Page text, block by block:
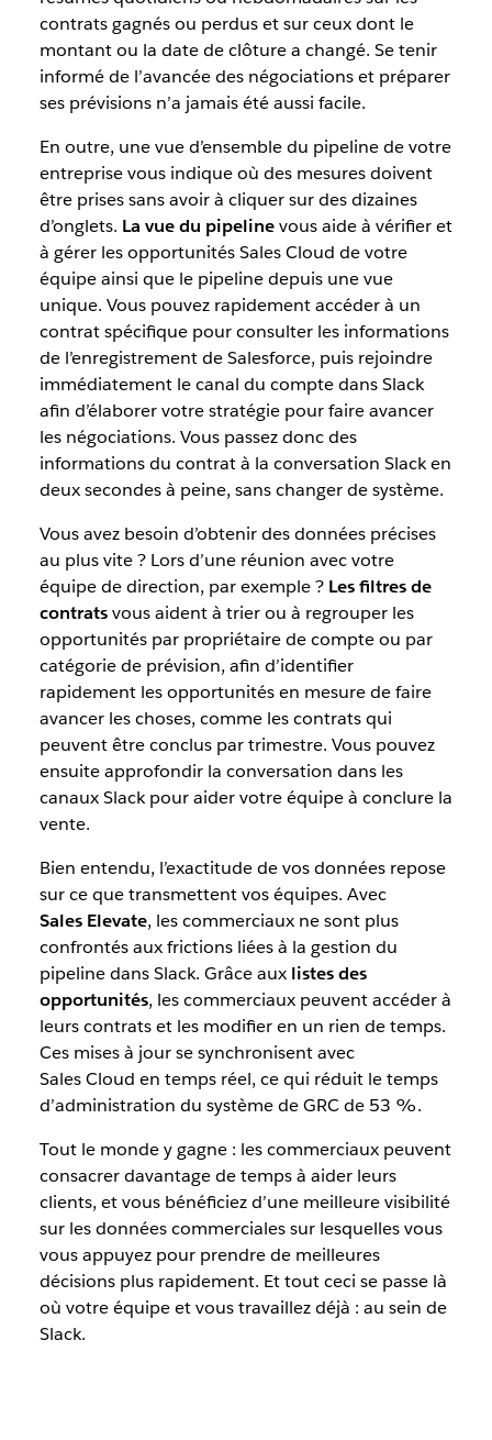
contrats gagnés ou perdus et sur ceux dont le
montant ou la date de clôture a changé. Se tenir
informé de l’avancée des négociations et préparer
ses prévisions n’a jamais été aussi facile.
En outre, une vue d’ensemble du pipeline de votre
entreprise vous indique où des mesures doivent
être prises sans avoir à cliquer sur des dizaines
d’onglets. La vue du pipelinevous aide à vérifier et
à gérer les opportunités Sales Cloud de votre
équipe ainsi que le pipeline depuis une vue
unique. Vous pouvez rapidement accéder à un
contrat spécifique pour consulter les informations
de l’enregistrement de Salesforce, puis rejoindre
immédiatement le canal du compte dans Slack
afin d’élaborer votre stratégie pour faire avancer
les négociations. Vous passez donc des
informations du contrat à la conversation Slack en
deux secondes à peine, sans changer de système.
Vous avez besoin d’obtenir des données précises
au plus vite ? Lors d’une réunion avec votre
équipe de direction, par exemple ? Les filtres de
contratsvous aident à trier ou à regrouper les
opportunités par propriétaire de compte ou par
catégorie de prévision, afin d’identifier
rapidement les opportunités en mesure de faire
avancer les choses, comme les contrats qui
peuvent être conclus par trimestre. Vous pouvez
ensuite approfondir la conversation dans les
canaux Slack pour aider votre équipe à conclure la
vente.
Bien entendu, l’exactitude de vos données repose
sur ce que transmettent vos équipes. Avec
Sales Elevate, les commerciaux ne sont plus
confrontés aux frictions liées à la gestion du
pipeline dans Slack. Grâce aux listes des
opportunités, les commerciaux peuvent accéder à
leurs contrats et les modifier en un rien de temps.
Ces mises à jour se synchronisent avec
Sales Cloud en temps réel, ce qui réduit le temps
d’administration du système de GRC de 53 %.
Tout le monde y gagne : les commerciaux peuvent
consacrer davantage de temps à aider leurs
clients, et vous bénéficiez d’une meilleure visibilité
sur les données commerciales sur lesquelles vous
vous appuyez pour prendre de meilleures
décisions plus rapidement. Et tout ceci se passe là
où votre équipe et vous travaillez déjà : au sein de
Slack.